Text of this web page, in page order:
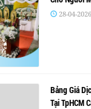
28-04-2026
Bảng Giá
Tại TpHCM